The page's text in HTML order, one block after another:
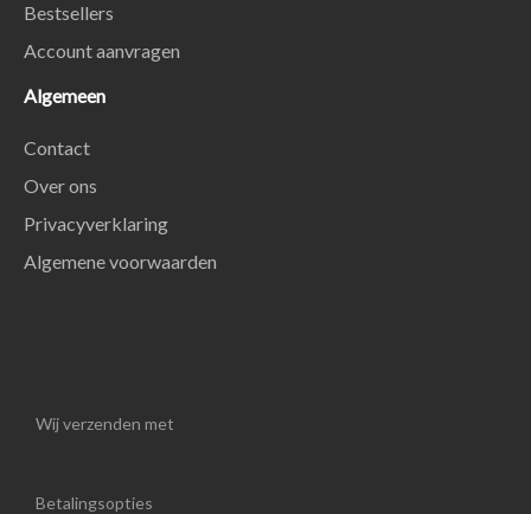
Bestsellers
Account aanvragen
Algemeen
Contact
Over ons
Privacyverklaring
Algemene voorwaarden
Wij verzenden met
Betalingsopties